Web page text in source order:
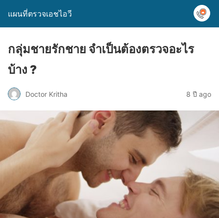
แผนที่ตรวจเอชไอวี
กลุ่มชายรักชาย จำเป็นต้องตรวจอะไร
บ้าง ?
Doctor Kritha 8 ปี ago